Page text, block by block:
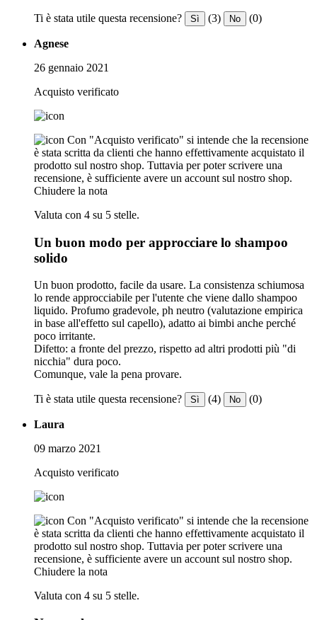
Ti è stata utile questa recensione? Sì (3) No (0)
Agnese
26 gennaio 2021
Acquisto verificato
Con "Acquisto verificato" si intende che la recensione
è stata scritta da clienti che hanno effettivamente acquistato il
prodotto sul nostro shop. Tuttavia per poter scrivere una
recensione, è sufficiente avere un account sul nostro shop.
Chiudere la nota
Valuta con 4 su 5 stelle.
Un buon modo per approcciare lo shampoo
solido
Un buon prodotto, facile da usare. La consistenza schiumosa
lo rende approcciabile per l'utente che viene dallo shampoo
liquido. Profumo gradevole, ph neutro (valutazione empirica
in base all'effetto sul capello), adatto ai bimbi anche perché
poco irritante.
Difetto: a fronte del prezzo, rispetto ad altri prodotti più "di
nicchia" dura poco.
Comunque, vale la pena provare.
Ti è stata utile questa recensione? Sì (4) No (0)
Laura
09 marzo 2021
Acquisto verificato
Con "Acquisto verificato" si intende che la recensione
è stata scritta da clienti che hanno effettivamente acquistato il
prodotto sul nostro shop. Tuttavia per poter scrivere una
recensione, è sufficiente avere un account sul nostro shop.
Chiudere la nota
Valuta con 4 su 5 stelle.